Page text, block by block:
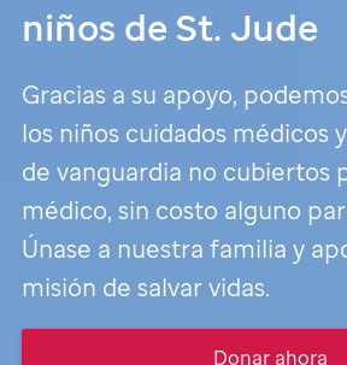
niños deSt. Jude
Gracias a su apoyo,
los niños cuidados médicos
de vanguardia no cubiertos
médico, sin costo alguno
Únase a nuestra familia y
misión de salvar vidas.
Donar ahora